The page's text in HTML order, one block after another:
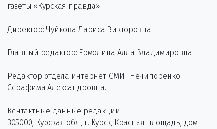
газеты «Курская правда».
Директор: Чуйкова Лариса Викторовна.
Главный редактор: Ермолина Алла Владимировна.
Редактор отдела интернет-СМИ : Нечипоренко
Серафима Александровна.
Контактные данные редакции:
305000, Курская обл., г. Курск, Красная площадь, дом